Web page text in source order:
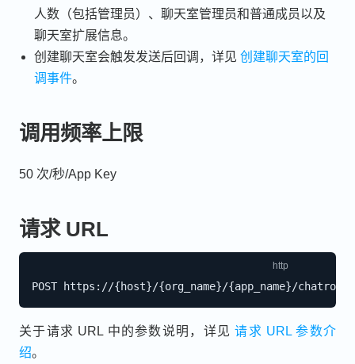
人数（包括管理员）、聊天室管理员和普通成员以及
聊天室扩展信息。
创建聊天室会触发发送后回调，详见创建聊天室的回
调事件。
调用频率上限
50 次/秒/App Key
请求 URL
关于请求 URL 中的参数说明，详见请求 URL 参数介
绍。